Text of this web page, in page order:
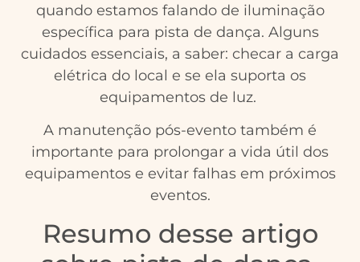
quando estamos falando de iluminação
específica para pista de dança. Alguns
cuidados essenciais, a saber: checar a carga
elétrica do local e se ela suporta os
equipamentos de luz.
A manutenção pós-evento também é
importante para prolongar a vida útil dos
equipamentos e evitar falhas em próximos
eventos.
Resumo desse artigo